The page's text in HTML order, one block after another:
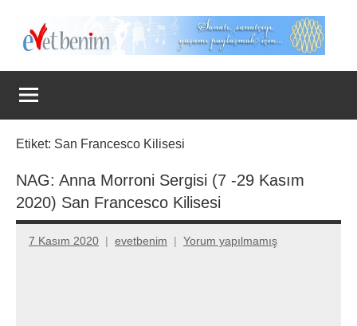
Evet
Benim
Etiket: San Francesco Kilisesi
NAG: Anna Morroni Sergisi (7 -29 Kasım
2020) San Francesco Kilisesi
7 Kasım 2020 evetbenim Yorum yapılmamış